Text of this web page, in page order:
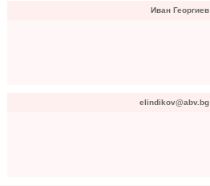
Иван Георгиев
elindikov@abv.bg